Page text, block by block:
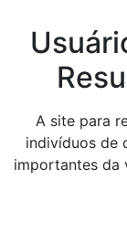
A site para
indivíduos de
importantes da